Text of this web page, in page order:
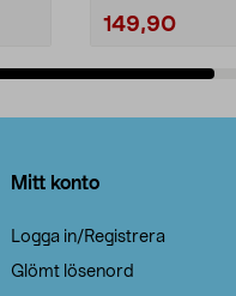
149,90
Mitt konto
Logga in/Registrera
Glömt lösenord